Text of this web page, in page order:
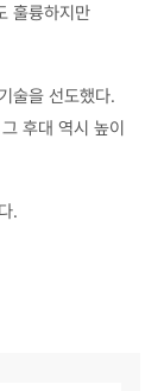
훌륭하지만
술을 선도했다.
후대 역시 높이
.